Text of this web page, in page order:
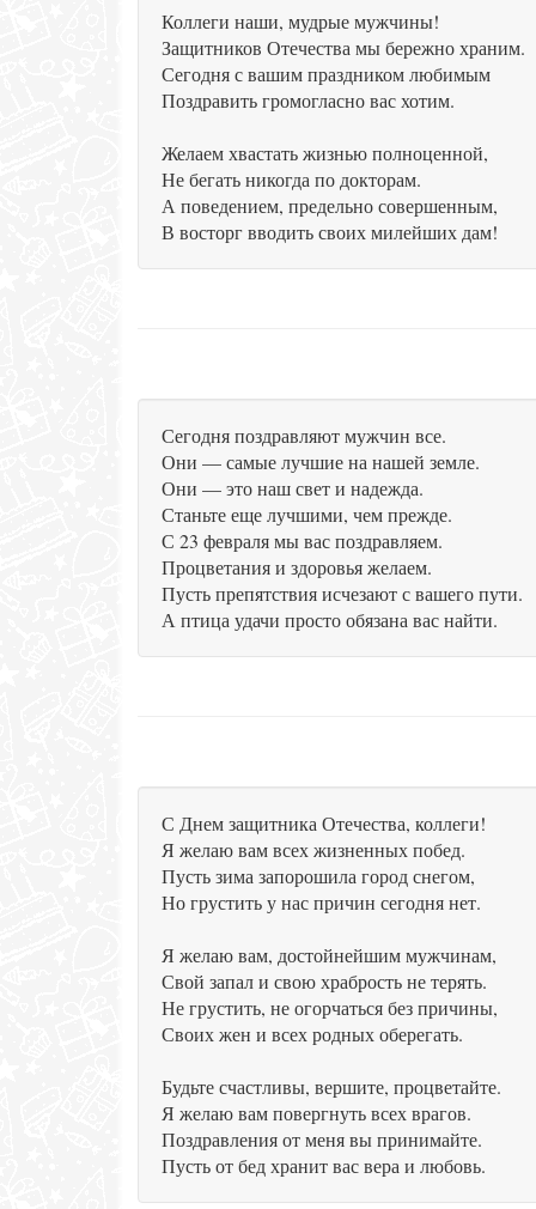
Коллеги наши, мудрые мужчины!
Защитников Отечества мы бережно храним.
Сегодня с вашим праздником любимым
Поздравить громогласно вас хотим.
Желаем хвастать жизнью полноценной,
Не бегать никогда по докторам.
А поведением, предельно совершенным,
В восторг вводить своих милейших дам!
Сегодня поздравляют мужчин все.
Они — самые лучшие на нашей земле.
Они — это наш свет и надежда.
Станьте еще лучшими, чем прежде.
С 23 февраля мы вас поздравляем.
Процветания и здоровья желаем.
Пусть препятствия исчезают с вашего пути.
А птица удачи просто обязана вас найти.
С Днем защитника Отечества, коллеги!
Я желаю вам всех жизненных побед.
Пусть зима запорошила город снегом,
Но грустить у нас причин сегодня нет.
Я желаю вам, достойнейшим мужчинам,
Свой запал и свою храбрость не терять.
Не грустить, не огорчаться без причины,
Своих жен и всех родных оберегать.
Будьте счастливы, вершите, процветайте.
Я желаю вам повергнуть всех врагов.
Поздравления от меня вы принимайте.
Пусть от бед хранит вас вера и любовь.